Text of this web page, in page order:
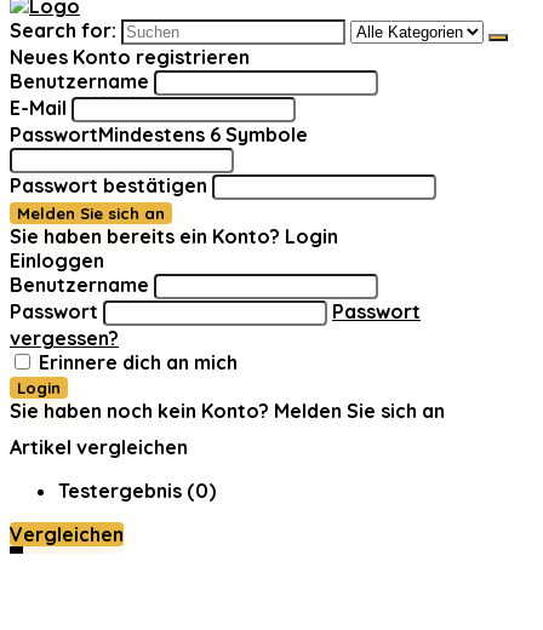
Search for:
Neues Konto registrieren
Benutzername
E-Mail
PasswortMindestens 6 Symbole
Passwort bestätigen
Melden Sie sich an
Sie haben bereits ein Konto? Login
Einloggen
Benutzername
Passwort
Passwort
vergessen?
Erinnere dich an mich
Login
Sie haben noch kein Konto? Melden Sie sich an
Artikel vergleichen
Testergebnis (0)
Vergleichen
0